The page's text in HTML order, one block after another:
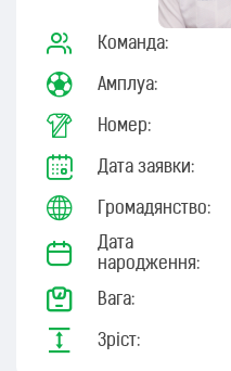
Команда:
Амплуа:
Номер:
Дата заявки:
Громадянство:
Дата
народження:
Вага:
Зріст: